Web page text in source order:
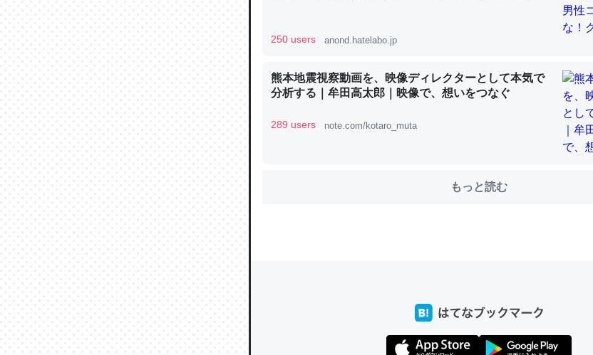
ウチもEchoを実家に置いて４年。でたまに覗いてる。ぼちぼちRing
中。あと、Googleマップで位置情報を共有してる。電池残量や充電中
れ見て生きてるなって分かる。
─たまにLINEするくらいだった遠方の父67歳と僕。ITツール導入でコミュニケー
250 users anond.hatelabo.jp
熊本地震視察動画を、映像ディレクターとして本気で
分析する｜牟田高太郎｜映像で、想いをつなぐ
289 users note.com/kotaro_muta
もっと読む